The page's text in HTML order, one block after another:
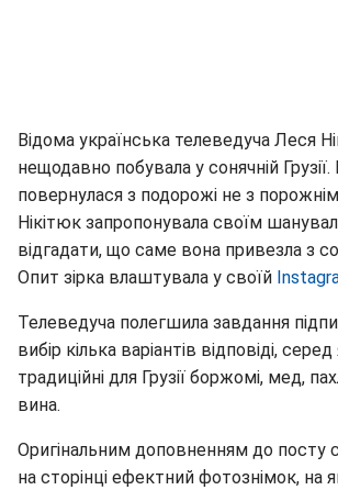
Відома українська телеведуча Леся
нещодавно побувала у сонячній Грузії.
повернулася з подорожі не з
Нікітюк запропонувала своїм
відгадати, що саме вона привезла з
Опит зірка влаштувала у своїй
Телеведуча полегшила завдання
вибір кілька варіантів відповіді,
традиційні для Грузії боржомі, мед,
вина.
Оригінальним доповненням до посту
на сторінці ефектний фотознімок, на